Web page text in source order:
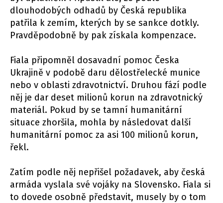
dlouhodobých odhadů by Česká republika
patřila k zemím, kterých by se sankce dotkly.
Pravděpodobně by pak získala kompenzace.
Fiala připomněl dosavadní pomoc Česka
Ukrajině v podobě daru dělostřelecké munice
nebo v oblasti zdravotnictví. Druhou fází podle
něj je dar deset milionů korun na zdravotnický
materiál. Pokud by se tamní humanitární
situace zhoršila, mohla by následovat další
humanitární pomoc za asi 100 milionů korun,
řekl.
Zatím podle něj nepřišel požadavek, aby česká
armáda vyslala své vojáky na Slovensko. Fiala si
to dovede osobně představit, musely by o tom